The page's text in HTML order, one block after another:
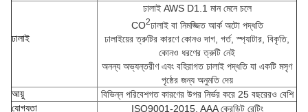
ঢালাই
ঢালাই AWS D1.1 মান মেনে চলে
CO2ঢালাই বা নিমজ্জিত আর্ক অটো পদ্ধতি
ঢালাইয়ের ত্রুটির কারণে কোনও দাগ, গর্ত, স্প্যাটার, বিকৃতি,
কোনও ধরণের ত্রুটি নেই
অনন্য অভ্যন্তরীণ এবং বহিরাগত ঢালাই পদ্ধতি যা একটি মসৃণ
পৃষ্ঠের জন্য অনুমতি দেয়
আয়ু
বিভিন্ন পরিবেশগত কারণের উপর নির্ভর করে 25 বছরেরও বেশি
যোগ্যতা
ISO9001-2015, AAA ক্রেডিট রেটিং